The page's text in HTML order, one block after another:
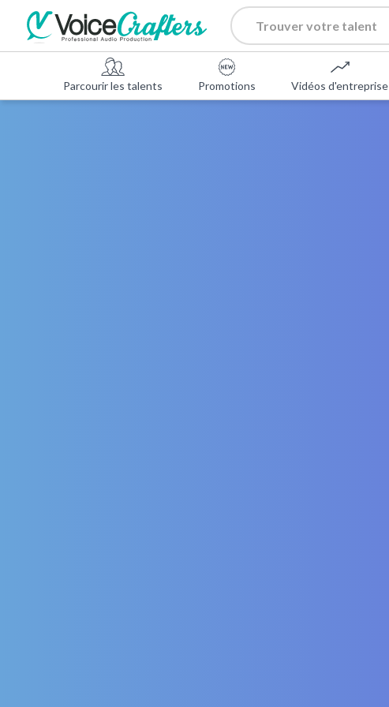
Parcourir les talents Promotions Vidéos d'entreprise